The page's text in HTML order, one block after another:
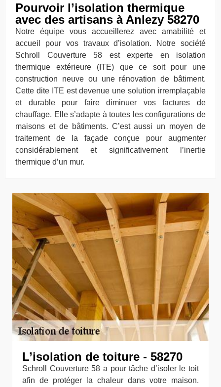
Pourvoir l’isolation thermique
avec des artisans à Anlezy 58270
Notre équipe vous accueillerez avec amabilité et
accueil pour vos travaux d’isolation. Notre société
Schroll Couverture 58 est experte en isolation
thermique extérieure (ITE) que ce soit pour une
construction neuve ou une rénovation de bâtiment.
Cette dite ITE est devenue une solution irremplaçable
et durable pour faire diminuer vos factures de
chauffage. Elle s’adapte à toutes les configurations de
maisons et de bâtiments. C’est aussi un moyen de
traitement de la façade conçue pour augmenter
considérablement et significativement l’inertie
thermique d’un mur.
L’isolation de toiture - 58270
Schroll Couverture 58 a pour tâche d’isoler le toit
afin de protéger la chaleur dans votre maison.